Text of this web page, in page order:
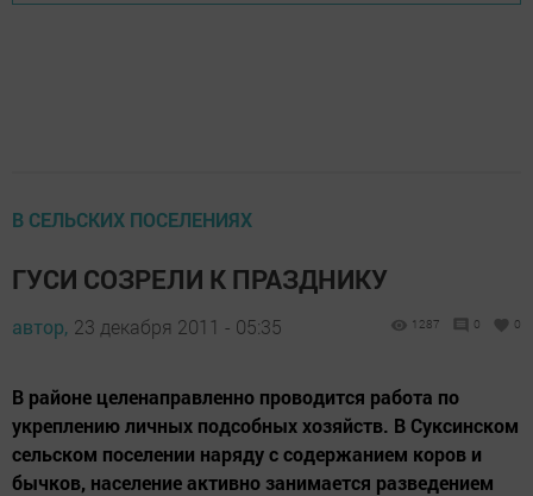
В СЕЛЬСКИХ ПОСЕЛЕНИЯХ
ГУСИ СОЗРЕЛИ К ПРАЗДНИКУ
автор, 23 декабря 2011 - 05:35 1287 0 0
В районе целенаправленно проводится работа по
укреплению личных подсобных хозяйств. В Суксинском
сельском поселении наряду с содержанием коров и
бычков, население активно занимается разведением